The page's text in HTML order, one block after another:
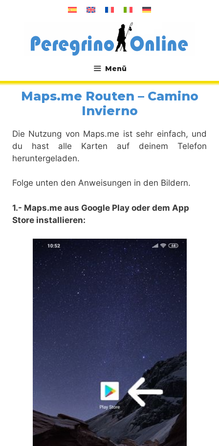
Menü
.
Maps.me Routen – Camino
Invierno
Die Nutzung von Maps.me ist sehr einfach, und
du hast alle Karten auf deinem Telefon
heruntergeladen.
Folge unten den Anweisungen in den Bildern.
1.- Maps.me aus Google Play oder dem App
Store installieren: